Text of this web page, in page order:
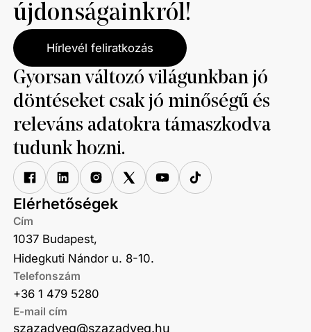
újdonságainkról!
Hírlevél feliratkozás
Gyorsan változó világunkban jó
döntéseket csak jó minőségű és
releváns adatokra támaszkodva
tudunk hozni.
Elérhetőségek
Cím
1037 Budapest,
Hidegkuti Nándor u. 8-10.
Telefonszám
+36 1 479 5280
E-mail cím
szazadveg@szazadveg.hu